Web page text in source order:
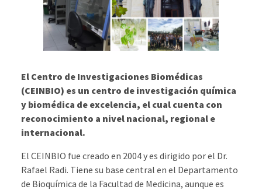
El Centro de Investigaciones Biomédicas
(CEINBIO) es un centro de investigación química
y biomédica de excelencia, el cual cuenta con
reconocimiento a nivel nacional, regional e
internacional.
El CEINBIO fue creado en 2004 y es dirigido por el Dr.
Rafael Radi. Tiene su base central en el Departamento
de Bioquímica de la Facultad de Medicina, aunque es